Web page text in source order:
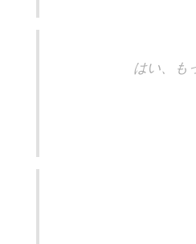
はい、も